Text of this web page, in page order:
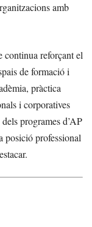
amb
continua reforçant el
de formació i
pràctica
i corporatives
programes d’AP
posició professional